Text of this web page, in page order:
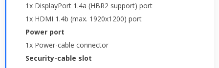
1x DisplayPort 1.4a (HBR2 support) port
1x HDMI 1.4b (max. 1920x1200) port
Power port
1x Power-cable connector
Security-cable slot